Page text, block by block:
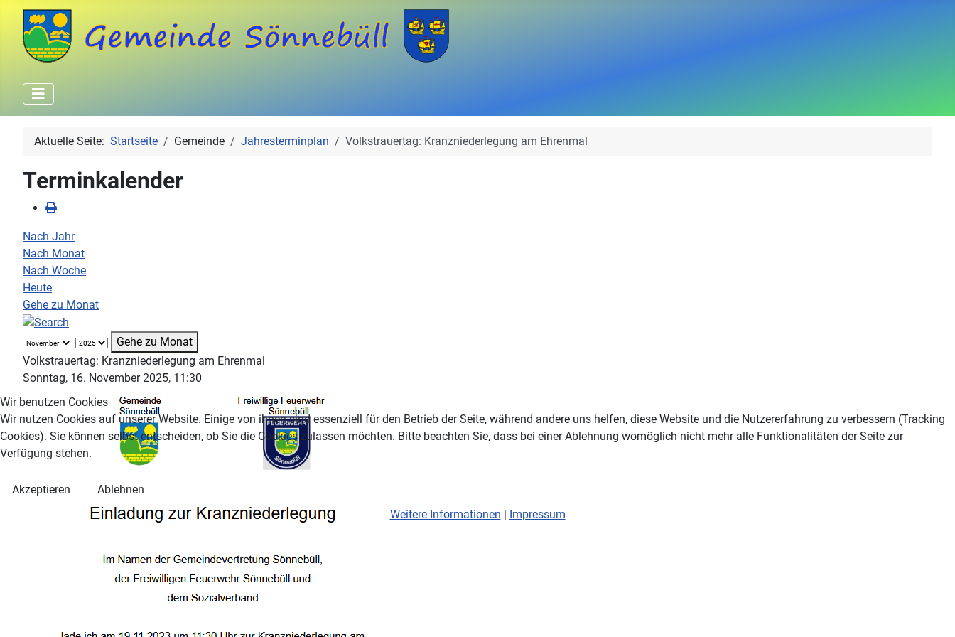
Aktuelle Seite: Startseite Gemeinde Jahresterminplan Volkstrauertag: Kranzniederlegung am Ehrenmal
Terminkalender
Nach Jahr
Nach Monat
Nach Woche
Heute
Gehe zu Monat
Gehe zu Monat
Volkstrauertag: Kranzniederlegung am Ehrenmal
Sonntag, 16. November 2025, 11:30
Wir benutzen Cookies
Wir nutzen Cookies auf unserer Website. Einige von ihnen sind essenziell für den Betrieb der Seite, während andere uns helfen, diese Website und die Nutzererfahrung zu verbessern (Tracking
Cookies). Sie können selbst entscheiden, ob Sie die Cookies zulassen möchten. Bitte beachten Sie, dass bei einer Ablehnung womöglich nicht mehr alle Funktionalitäten der Seite zur
Verfügung stehen.
Akzeptieren
Ablehnen
Weitere Informationen | Impressum